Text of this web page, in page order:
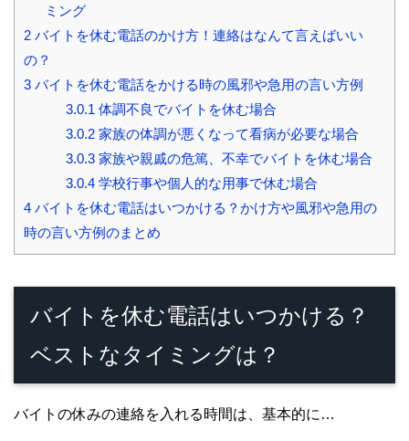
ミング
2 バイトを休む電話のかけ方！連絡はなんて言えばいい
の？
3 バイトを休む電話をかける時の風邪や急用の言い方例
3.0.1体調不良でバイトを休む場合
3.0.2家族の体調が悪くなって看病が必要な場合
3.0.3家族や親戚の危篤、不幸でバイトを休む場合
3.0.4学校行事や個人的な用事で休む場合
4 バイトを休む電話はいつかける？かけ方や風邪や急用の
時の言い方例のまとめ
バイトを休む電話はいつかける？
ベストなタイミングは？
バイトの休みの連絡を入れる時間は、基本的に…